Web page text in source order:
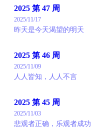
2025 第 47 周
2025/11/17
昨天是今天渴望的明天
2025 第 46 周
2025/11/09
人人皆知，人人不言
2025 第 45 周
2025/11/03
悲观者正确，乐观者成功